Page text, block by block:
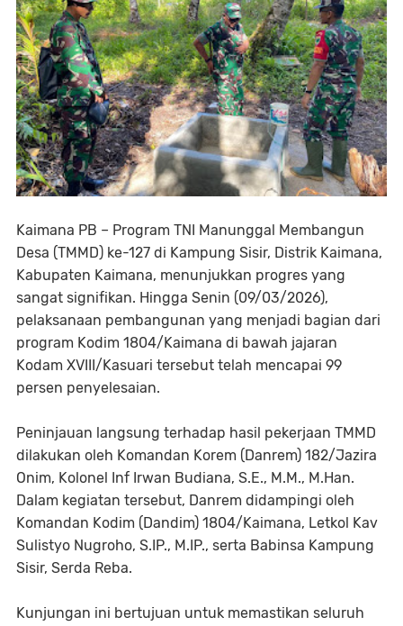
Kaimana PB – Program TNI Manunggal Membangun
Desa (TMMD) ke-127 di Kampung Sisir, Distrik Kaimana,
Kabupaten Kaimana, menunjukkan progres yang
sangat signifikan. Hingga Senin (09/03/2026),
pelaksanaan pembangunan yang menjadi bagian dari
program Kodim 1804/Kaimana di bawah jajaran
Kodam XVIII/Kasuari tersebut telah mencapai 99
persen penyelesaian.
Peninjauan langsung terhadap hasil pekerjaan TMMD
dilakukan oleh Komandan Korem (Danrem) 182/Jazira
Onim, Kolonel Inf Irwan Budiana, S.E., M.M., M.Han.
Dalam kegiatan tersebut, Danrem didampingi oleh
Komandan Kodim (Dandim) 1804/Kaimana, Letkol Kav
Sulistyo Nugroho, S.IP., M.IP., serta Babinsa Kampung
Sisir, Serda Reba.
Kunjungan ini bertujuan untuk memastikan seluruh